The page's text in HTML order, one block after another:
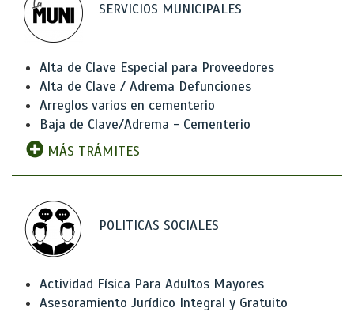
SERVICIOS MUNICIPALES
Alta de Clave Especial para Proveedores
Alta de Clave / Adrema Defunciones
Arreglos varios en cementerio
Baja de Clave/Adrema - Cementerio
MÁS TRÁMITES
POLITICAS SOCIALES
Actividad Física Para Adultos Mayores
Asesoramiento Jurídico Integral y Gratuito